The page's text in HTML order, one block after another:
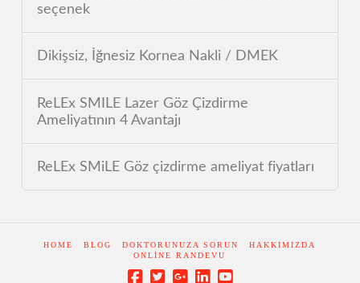
seçenek
Dikişsiz, İğnesiz Kornea Nakli / DMEK
ReLEx SMILE Lazer Göz Çizdirme
Ameliyatının 4 Avantajı
ReLEx SMiLE Göz çizdirme ameliyat fiyatları
HOME BLOG DOKTORUNUZA SORUN
HAKKIMIZDA
ONLINE RANDEVU